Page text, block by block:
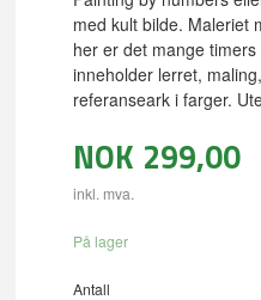
med kult bilde. Maleriet
her er det mange
inneholder lerret,
referanseark i farger.
NOK 299,00
inkl. mva.
På lager
Antall